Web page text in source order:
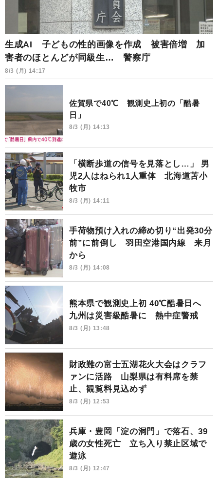
生成AI 子どもの性的画像を作成 被害倍増 加
害者のほとんどが同級生… 警察庁
8/3 (月) 14:17
佐賀県で40℃ 観測史上初の「酷暑
日」
8/3 (月) 14:13
「横断歩道の信号を見落とし…」 男
児2人はねられ1人重体 北海道苫小
牧市
8/3 (月) 14:11
手荷物預け入れの締め切り“出発30分
前”に前倒し 羽田空港国内線 来月
から
8/3 (月) 14:08
熊本県で観測史上初 40℃酷暑日へ
九州は災害級酷暑に 熱中症警戒
8/3 (月) 13:48
財政難の富士五湖花火大会はクラフ
ァンに活路 山梨県は有料席を禁
止、観覧料見込めず
8/3 (月) 12:53
兵庫・豊岡「淀の洞門」で落石、39
歳の女性死亡 立ち入り禁止区域で
遊泳
8/3 (月) 12:47